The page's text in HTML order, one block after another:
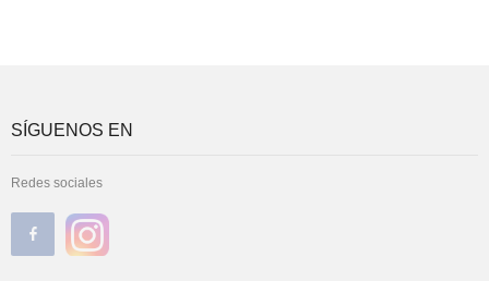
SÍGUENOS EN
Redes sociales